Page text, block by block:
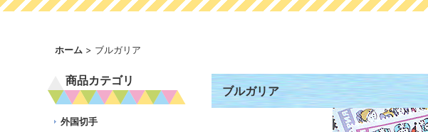
ホーム > ブルガリア
商品カテゴリ
外国切手
ブルガリア